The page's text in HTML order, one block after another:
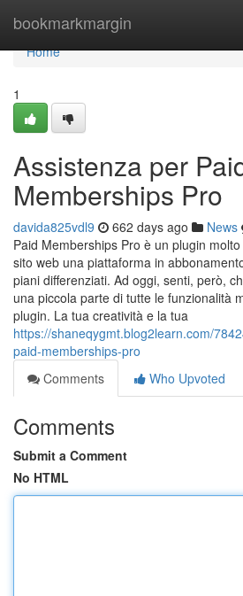
bookmarkmargin
Home
Home
1
Assistenza per
Memberships Pro
davida825vdl9 662 days ago News
Paid Memberships Pro è un plugin
sito web una piattaforma in
piani differenziati. Ad oggi, senti, però,
una piccola parte di tutte le funzionalità
plugin. La tua creatività e la tua
https://shaneqygmt.blog2learn.com/
paid-memberships-pro
Comments
Who Upvoted
Comments
Submit a Comment
No HTML